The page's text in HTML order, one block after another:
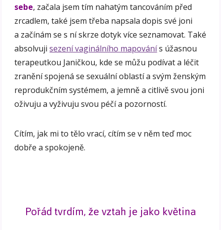
sebe, začala jsem tím nahatým tancováním před
zrcadlem, také jsem třeba napsala dopis své joni
a začínám se s ní skrze dotyk více seznamovat. Také
absolvujisezení vaginálního mapovánís úžasnou
terapeutkou Janičkou, kde se můžu podívat a léčit
zranění spojená se sexuální oblastí a svým ženským
reprodukčním systémem, a jemně a citlivě svou joni
oživuju a vyživuju svou péčí a pozorností.
Cítím, jak mi to tělo vrací, cítím se v něm teď moc
dobře a spokojeně.
Pořád tvrdím, že vztah je jako květina